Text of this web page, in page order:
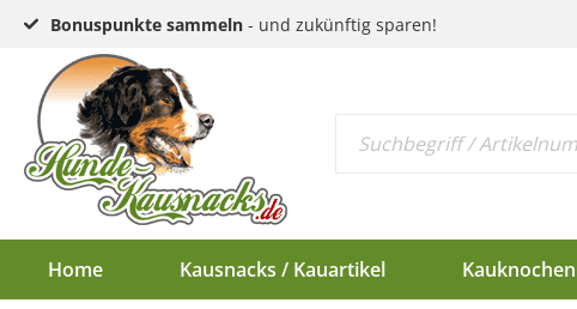
Bonuspunkte sammeln - und zukünftig sparen!
Home Kausnacks / Kauartikel Kauknochen